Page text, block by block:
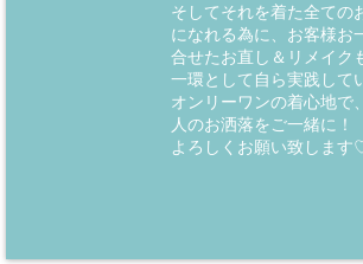
そしてそれを着た全ての
になれる為に、お客様お
合せたお直し＆リメイク
一環として自ら実践して
オンリーワンの着心地で
人のお洒落をご一緒に！
よろしくお願い致します